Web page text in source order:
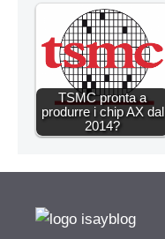
TSMC pronta a
produrre i chip AX dal
2014?